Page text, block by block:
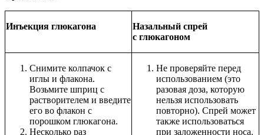
Инъекция глюкагона
Назальный спрей
с глюкагоном
Снимите колпачок с
иглы и флакона.
Возьмите шприц с
растворителем и введите
его во флакон с
порошком глюкагона.
Несколько раз
Не проверяйте перед
использованием (это
разовая доза, которую
нельзя использовать
повторно). Спрей может
также использоваться
при заложенности носа.